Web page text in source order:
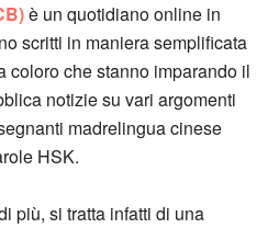
è un quotidiano online in
scritti in maniera semplificata
coloro che stanno imparando il
notizie su vari argomenti
madrelingua cinese
HSK.
più, si tratta infatti di una